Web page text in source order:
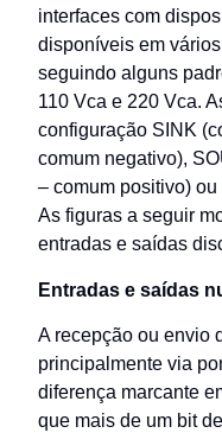
interfaces com
disponíveis em
seguindo alguns
110 Vca e 220 Vca.
configuração SINK
comum negativo),
– comum positivo)
As figuras a seguir
entradas e saídas
Entradas e saídas
A recepção ou envio
principalmente via
diferença marcante
que mais de um bit